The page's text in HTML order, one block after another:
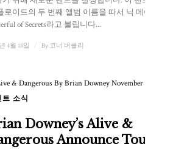
로이드의 두 번째 앨범 이름을 따서 닉 메이슨의
of Secrets라고 불립니다...
4월 18일 By 코너 버클리
트 소식
Downey’s Alive &
Announce Tour